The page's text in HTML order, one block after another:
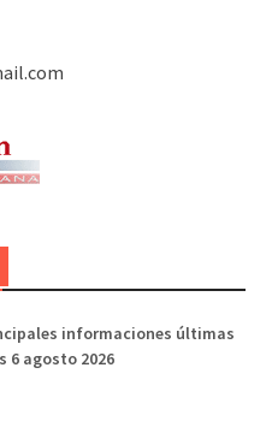
informaciones últimas
6 agosto 2026